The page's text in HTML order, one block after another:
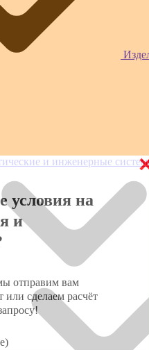
и инженерные
условия на
и
отправим вам
или сделаем расчёт